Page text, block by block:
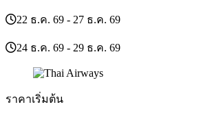
22 ธ.ค. 69 - 27 ธ.ค. 69
24 ธ.ค. 69 - 29 ธ.ค. 69
ราคาเริ่มต้น